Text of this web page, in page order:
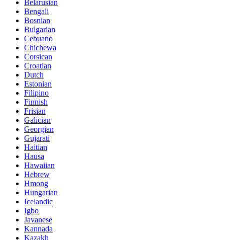
Belarusian
Bengali
Bosnian
Bulgarian
Cebuano
Chichewa
Corsican
Croatian
Dutch
Estonian
Filipino
Finnish
Frisian
Galician
Georgian
Gujarati
Haitian
Hausa
Hawaiian
Hebrew
Hmong
Hungarian
Icelandic
Igbo
Javanese
Kannada
Kazakh